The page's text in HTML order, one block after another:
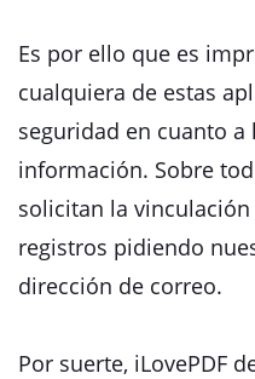
Es por ello que es
cualquiera de estas
seguridad en cuanto
información. Sobre
solicitan la
registros pidiendo
dirección de correo.
Por suerte, iLovePDF